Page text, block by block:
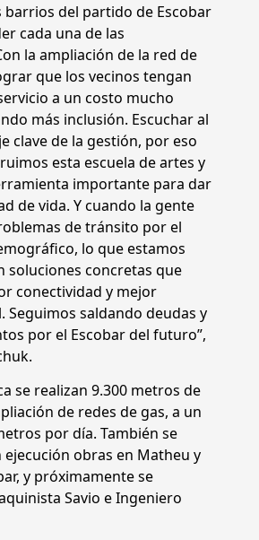
barrios del partido de Escobar
cada una de las
la ampliación de la red de
que los vecinos tengan
a un costo mucho
más inclusión. Escuchar al
clave de la gestión, por eso
esta escuela de artes y
importante para dar
de vida. Y cuando la gente
de tránsito por el
lo que estamos
soluciones concretas que
conectividad y mejor
Seguimos saldando deudas y
por el Escobar del futuro”,
se realizan 9.300 metros de
de redes de gas, a un
por día. También se
obras en Matheu y
y próximamente se
Savio e Ingeniero